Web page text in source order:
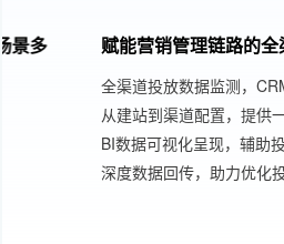
赋能营销管理链路的全渠道引流
全渠道投放数据监测，CRM线索统
从建站到渠道配置，提供一站式引流
BI数据可视化呈现，辅助投放决策
深度数据回传，助力优化投放模型